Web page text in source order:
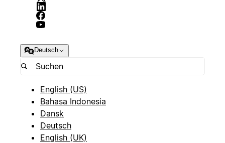
Deutsch
English (US)
Bahasa Indonesia
Dansk
Deutsch
English (UK)